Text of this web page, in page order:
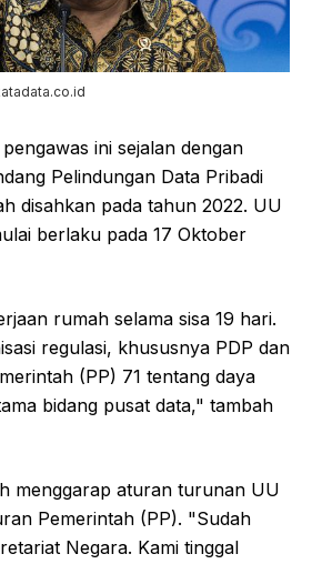
ini sejalan dengan
Pelindungan Data Pribadi
disahkan pada tahun 2022. UU
berlaku pada 17 Oktober
rumah selama sisa 19 hari.
regulasi, khususnya PDP dan
(PP) 71 tentang daya
bidang pusat data," tambah
menggarap aturan turunan UU
Pemerintah (PP). "Sudah
Negara. Kami tinggal